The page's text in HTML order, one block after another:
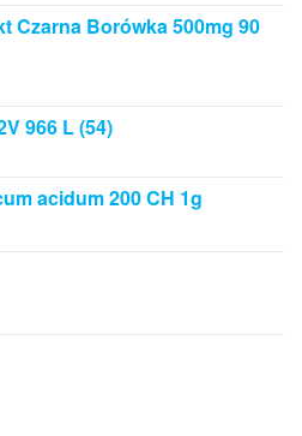
Czarna Borówka 500mg 90
966 L (54)
acidum 200 CH 1g